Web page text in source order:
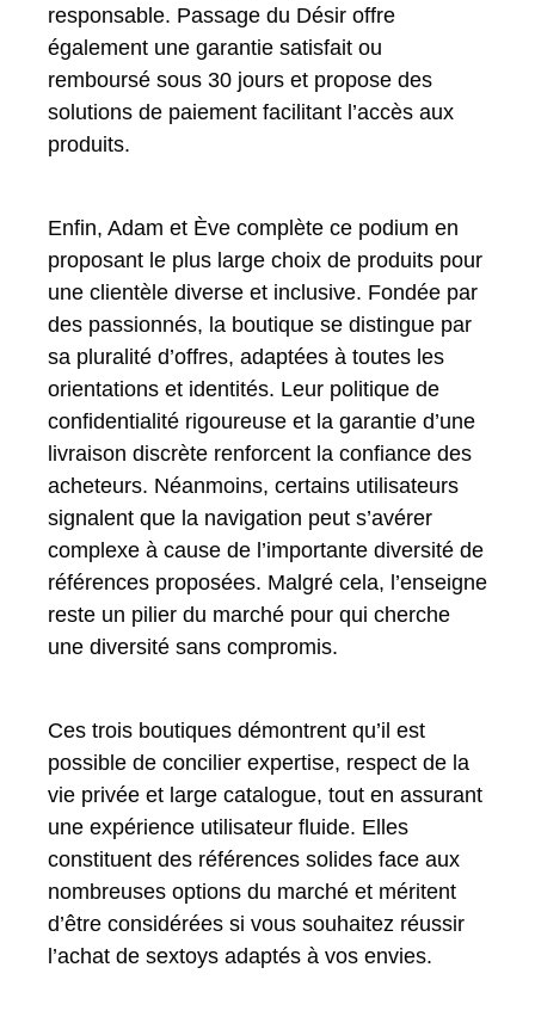
responsable. Passage du Désir offre
également une garantie satisfait ou
remboursé sous 30 jours et propose des
solutions de paiement facilitant l’accès aux
produits.
Enfin, Adam et Ève complète ce podium en
proposant le plus large choix de produits pour
une clientèle diverse et inclusive. Fondée par
des passionnés, la boutique se distingue par
sa pluralité d’offres, adaptées à toutes les
orientations et identités. Leur politique de
confidentialité rigoureuse et la garantie d’une
livraison discrète renforcent la confiance des
acheteurs. Néanmoins, certains utilisateurs
signalent que la navigation peut s’avérer
complexe à cause de l’importante diversité de
références proposées. Malgré cela, l’enseigne
reste un pilier du marché pour qui cherche
une diversité sans compromis.
Ces trois boutiques démontrent qu’il est
possible de concilier expertise, respect de la
vie privée et large catalogue, tout en assurant
une expérience utilisateur fluide. Elles
constituent des références solides face aux
nombreuses options du marché et méritent
d’être considérées si vous souhaitez réussir
l’achat de sextoys adaptés à vos envies.